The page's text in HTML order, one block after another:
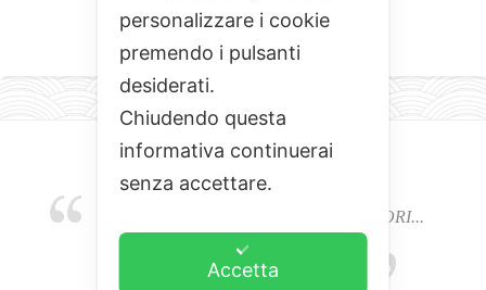
EMOZIONI, COLORI, ODORI E SAPORI...
L'ALCHIMIA DEL BUON CIBO
personalizzare i cookie
premendo i pulsanti
desiderati.
Chiudendo questa
informativa continuerai
senza accettare.
Accetta